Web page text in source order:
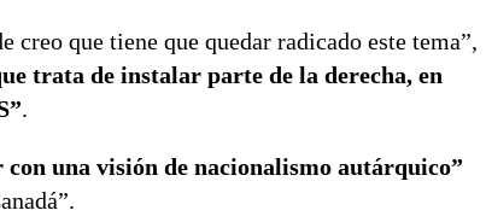
que tiene que quedar radicado este tema”,
trata de instalar parte de la derecha, en
.
con una visión de nacionalismo autárquico”